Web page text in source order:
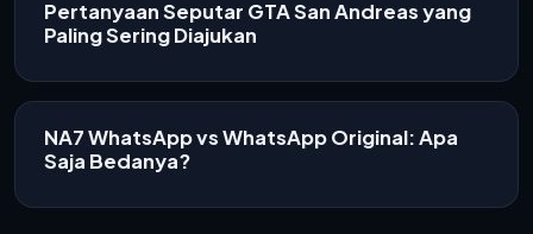
Pertanyaan Seputar GTA San Andreas yang
Paling Sering Diajukan
NA7 WhatsApp vs WhatsApp Original: Apa
Saja Bedanya?